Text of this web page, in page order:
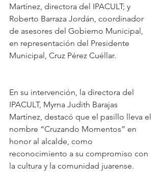
Martínez, directora del IPACULT; y
Roberto Barraza Jordán, coordinador
de asesores del Gobierno Municipal,
en representación del Presidente
Municipal, Cruz Pérez Cuéllar.
En su intervención, la directora del
IPACULT, Myrna Judith Barajas
Martínez, destacó que el pasillo lleva el
nombre “Cruzando Momentos” en
honor al alcalde, como
reconocimiento a su compromiso con
la cultura y la comunidad juarense.